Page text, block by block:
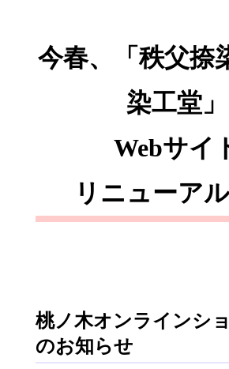
今春、「秩父
染工堂」
Webサイ
リニューア
桃ノ木オンラインシ
のお知らせ